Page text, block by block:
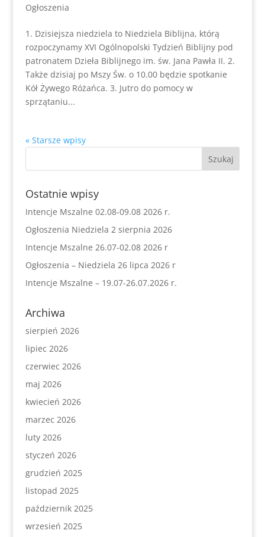
Ogłoszenia
1. Dzisiejsza niedziela to Niedziela Biblijna, którą
rozpoczynamy XVI Ogólnopolski Tydzień Biblijny pod
patronatem Dzieła Biblijnego im. św. Jana Pawła II. 2.
Także dzisiaj po Mszy Św. o 10.00 będzie spotkanie
Kół Żywego Różańca. 3. Jutro do pomocy w
sprzątaniu...
« Starsze wpisy
Ostatnie wpisy
Intencje Mszalne 02.08-09.08 2026 r.
Ogłoszenia Niedziela 2 sierpnia 2026
Intencje Mszalne 26.07-02.08 2026 r
Ogłoszenia – Niedziela 26 lipca 2026 r
Intencje Mszalne – 19.07-26.07.2026 r.
Archiwa
sierpień 2026
lipiec 2026
czerwiec 2026
maj 2026
kwiecień 2026
marzec 2026
luty 2026
styczeń 2026
grudzień 2025
listopad 2025
październik 2025
wrzesień 2025